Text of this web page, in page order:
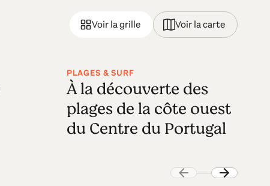
Voir la grille Voir la carte
PLAGES & SURF
À la découverte des
plages de la côte ouest
du Centre du Portugal